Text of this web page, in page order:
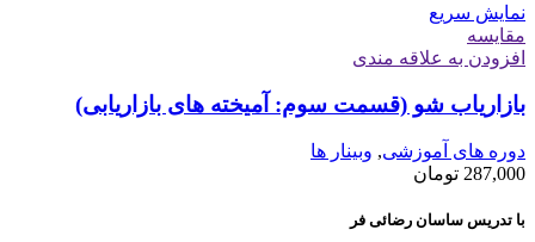
نمایش سریع
مقايسه
افزودن به علاقه مندی
بازاریاب شو (قسمت سوم: آمیخته های بازاریابی)
دوره های آموزشی, وبینار ها
287,000 تومان
با تدریس ساسان رضائی فر